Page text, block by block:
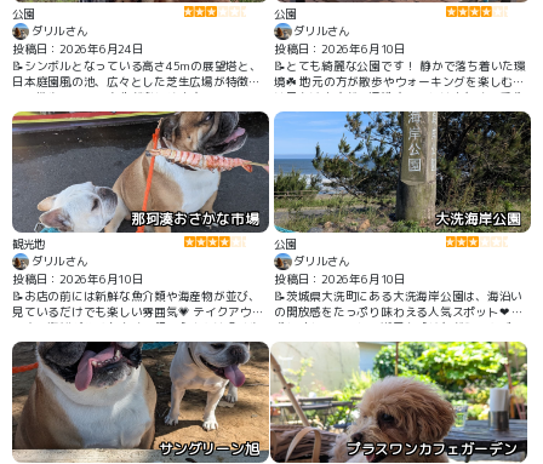
公園
ダリルさん
投稿日：2026年6月24日
📝シンボルとなっている高さ45mの展望塔と、
日本庭園風の池、広々とした芝生広場が特徴
で、散歩コースの変化が楽しめます🌱
公園
ダリルさん
投稿日：2026年6月10日
📝とても綺麗な公園です！ 静かで落ち着いた環
境☘️ 地元の方が散歩やウォーキングを楽しむ姿
は見かけますが、混雑することは少なく、愛犬
もマイペースに歩けました！
那珂湊おさかな市場
観光地
ダリルさん
投稿日：2026年6月10日
📝お店の前には新鮮な魚介類や海産物が並び、
見ているだけでも楽しい雰囲気💗 テイクアウト
できる海鮮グルメも多く、飼い主さんは食べ歩
きを楽しめます🦐
大洗海岸公園
公園
ダリルさん
投稿日：2026年6月10日
📝茨城県大洗町にある大洗海岸公園は、海沿い
の開放感をたっぷり味わえる人気スポット❤︎ 愛
犬と訪れてみると、潮風を感じながらのんびり
歩ける気持ちの良い散歩コースが広がっていま
した🐾
サングリーン旭 プラスワンカフェガーデン